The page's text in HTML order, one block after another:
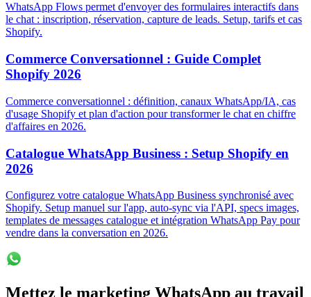
WhatsApp Flows permet d'envoyer des formulaires interactifs dans
le chat : inscription, réservation, capture de leads. Setup, tarifs et cas
Shopify.
Commerce Conversationnel : Guide Complet
Shopify 2026
Commerce conversationnel : définition, canaux WhatsApp/IA, cas
d'usage Shopify et plan d'action pour transformer le chat en chiffre
d'affaires en 2026.
Catalogue WhatsApp Business : Setup Shopify en
2026
Configurez votre catalogue WhatsApp Business synchronisé avec
Shopify. Setup manuel sur l'app, auto-sync via l'API, specs images,
templates de messages catalogue et intégration WhatsApp Pay pour
vendre dans la conversation en 2026.
Mettez le marketing WhatsApp au travail